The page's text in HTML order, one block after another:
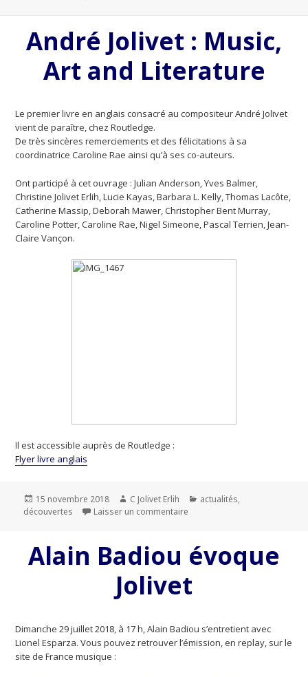
André Jolivet : Music,
Art and Literature
Le premier livre en anglais consacré au compositeur André Jolivet
vient de paraître, chez Routledge.
De très sincères remerciements et des félicitations à sa
coordinatrice Caroline Rae ainsi qu’à ses co-auteurs.
Ont participé à cet ouvrage : Julian Anderson, Yves Balmer,
Christine Jolivet Erlih, Lucie Kayas, Barbara L. Kelly, Thomas Lacôte,
Catherine Massip, Deborah Mawer, Christopher Bent Murray,
Caroline Potter, Caroline Rae, Nigel Simeone, Pascal Terrien, Jean-
Claire Vançon.
Il est accessible auprès de Routledge :
Flyer livre anglais
Publié
le
15 novembre 2018 Auteur
C Jolivet Erlih Catégories
actualités,
découvertes
Laisser un commentaire
Alain Badiou évoque
Jolivet
Dimanche 29 juillet 2018, à 17 h, Alain Badiou s’entretient avec
Lionel Esparza. Vous pouvez retrouver l’émission, en replay, sur le
site de France musique :